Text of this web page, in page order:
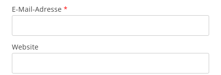
E-Mail-Adresse *
Website